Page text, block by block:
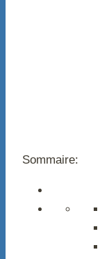
Sommaire: